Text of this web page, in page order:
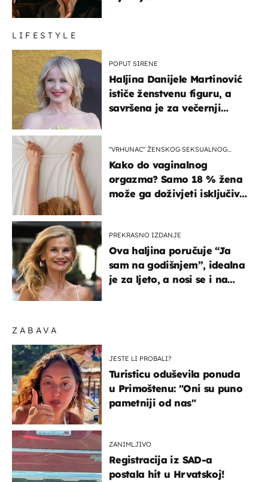
ZABAVA
JESTE LI PROBALI?
Turisticu oduševila ponuda
u Primoštenu: "Oni su puno
pametniji od nas"
ZANIMLJIVO
Registracija iz SAD-a
postala hit u Hrvatskoj!
LIFESTYLE
POPUT SIRENE
Haljina Danijele Martinović
ističe ženstvenu figuru, a
savršena je za večernji
"VRHUNAC" ŽENSKOG SEKSUALNOG
Kako do vaginalnog
orgazma? Samo 18 % žena
može ga doživjeti isključivo
PREKRASNO IZDANJE
Ova haljina poručuje “Ja
sam na godišnjem”, idealna
je za ljeto, a nosi se i na